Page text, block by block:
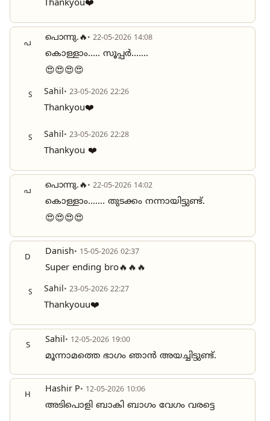
Thankyou❤️
പ പൊന്നു.🔥• 22-05-2026 14:08
കൊള്ളാം..... സൂപ്പർ.......
😍😍😍😍
S Sahil• 23-05-2026 22:26
Thankyou❤️
S Sahil• 23-05-2026 22:28
Thankyou ❤️
പ പൊന്നു.🔥• 22-05-2026 14:02
കൊള്ളാം....... തുടക്കം നന്നായിട്ടുണ്ട്.
😍😍😍😍
D Danish• 15-05-2026 02:37
Super ending bro🔥🔥🔥
S Sahil• 23-05-2026 22:27
Thankyouu❤️
S Sahil• 12-05-2026 19:00
മൂന്നാമത്തെ ഭാഗം ഞാൻ അയച്ചിട്ടുണ്ട്.
H Hashir P• 12-05-2026 10:06
അടിപൊളി ബാകി ബാഗം വേഗം വരട്ടെ